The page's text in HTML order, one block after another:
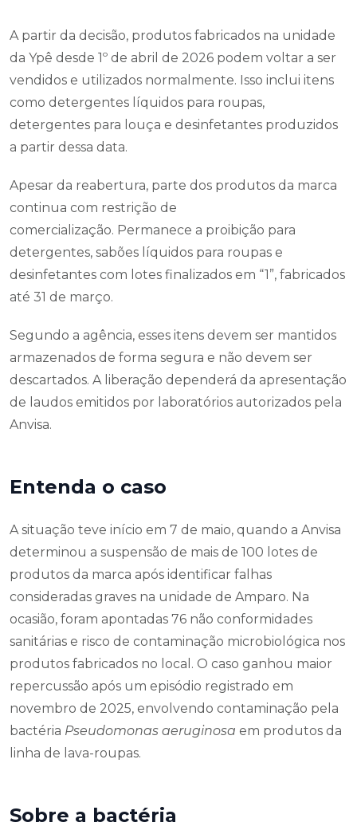
A partir da decisão, produtos fabricados na unidade
da Ypê desde 1º de abril de 2026 podem voltar a ser
vendidos e utilizados normalmente. Isso inclui itens
como detergentes líquidos para roupas,
detergentes para louça e desinfetantes produzidos
a partir dessa data.
Apesar da reabertura, parte dos produtos da marca
continua com restrição de
comercialização. Permanece a proibição para
detergentes, sabões líquidos para roupas e
desinfetantes com lotes finalizados em “1”, fabricados
até 31 de março.
Segundo a agência, esses itens devem ser mantidos
armazenados de forma segura e não devem ser
descartados. A liberação dependerá da apresentação
de laudos emitidos por laboratórios autorizados pela
Anvisa.
Entenda o caso
A situação teve início em 7 de maio, quando a Anvisa
determinou a suspensão de mais de 100 lotes de
produtos da marca após identificar falhas
consideradas graves na unidade de Amparo. Na
ocasião, foram apontadas 76 não conformidades
sanitárias e risco de contaminação microbiológica nos
produtos fabricados no local. O caso ganhou maior
repercussão após um episódio registrado em
novembro de 2025, envolvendo contaminação pela
bactéria Pseudomonas aeruginosa em produtos da
linha de lava-roupas.
Sobre a bactéria